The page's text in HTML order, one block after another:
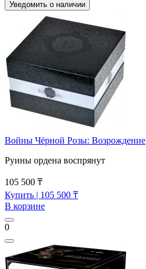
Уведомить о наличии
Войны Чёрной Розы: Возрождение
Руины ордена воспрянут
105 500 ₸
Купить | 105 500 ₸
В корзине
0